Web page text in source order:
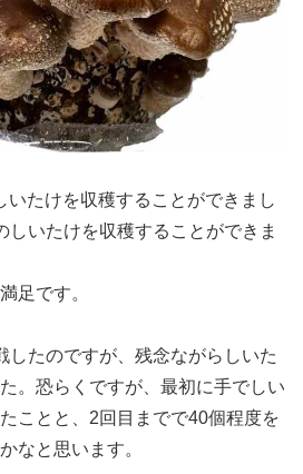
いたけを収穫することができまし
しいたけを収穫することができま
足です。
したのですが、残念ながらしいた
。恐らくですが、最初に手でしい
ことと、2回目までで40個程度を
なと思います。